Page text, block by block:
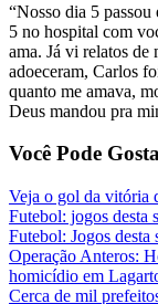
“Nosso dia 5 passou
5 no hospital com
ama. Já vi relatos de
adoeceram, Carlos
quanto me amava,
Deus mandou pra
Você Pode
Veja o gol da vitória
Futebol: jogos desta
Futebol: Jogos desta
Operação Anteros:
homicídio em
Cerca de mil